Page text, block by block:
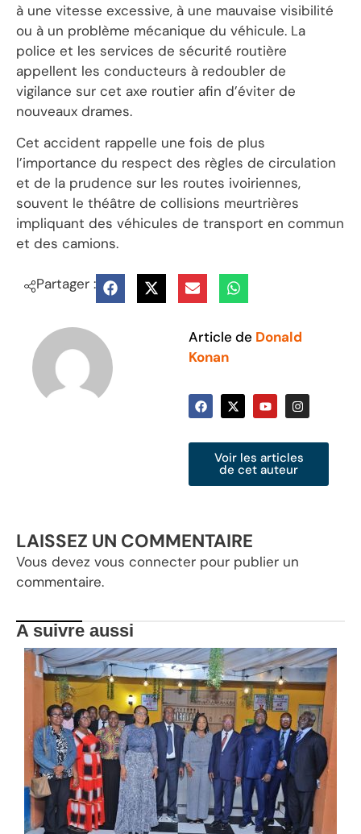
à une vitesse excessive, à une mauvaise visibilité
ou à un problème mécanique du véhicule. La
police et les services de sécurité routière
appellent les conducteurs à redoubler de
vigilance sur cet axe routier afin d’éviter de
nouveaux drames.
Cet accident rappelle une fois de plus
l’importance du respect des règles de circulation
et de la prudence sur les routes ivoiriennes,
souvent le théâtre de collisions meurtrières
impliquant des véhicules de transport en commun
et des camions.
Partager :
Article de Donald
Konan
Voir les articles
de cet auteur
LAISSEZ UN COMMENTAIRE
Vous devez vous connecter pour publier un
commentaire.
A suivre aussi